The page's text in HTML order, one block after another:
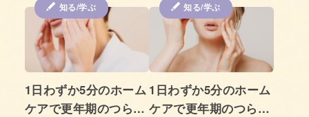
知る/学ぶ
1日わずか5分のホーム
ケアで更年期のつらい
知る/学ぶ
1日わずか5分のホーム
ケアで更年期のつらい